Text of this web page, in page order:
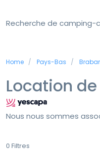
Recherche de camping-
Home Pays-Bas
Location
Nous nous sommes
0 Filtres